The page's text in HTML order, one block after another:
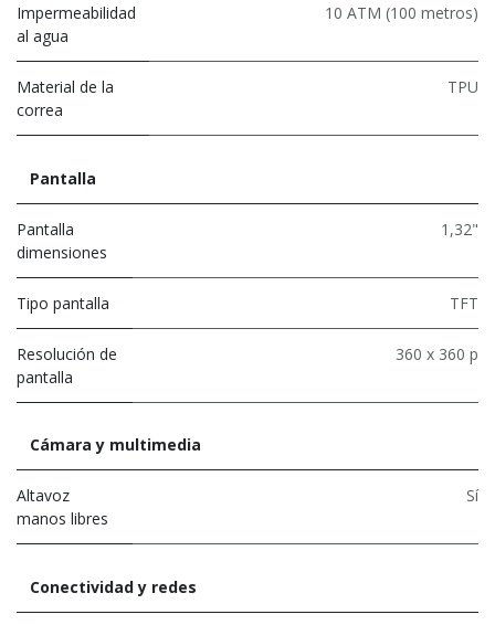
Impermeabilidad
al agua
10 ATM (100 metros)
Material de la
correa
TPU
Pantalla
Pantalla
dimensiones
1,32"
Tipo pantalla TFT
Resolución de
pantalla
360 x 360 p
Cámara y multimedia
Altavoz
manos libres
Sí
Conectividad y redes